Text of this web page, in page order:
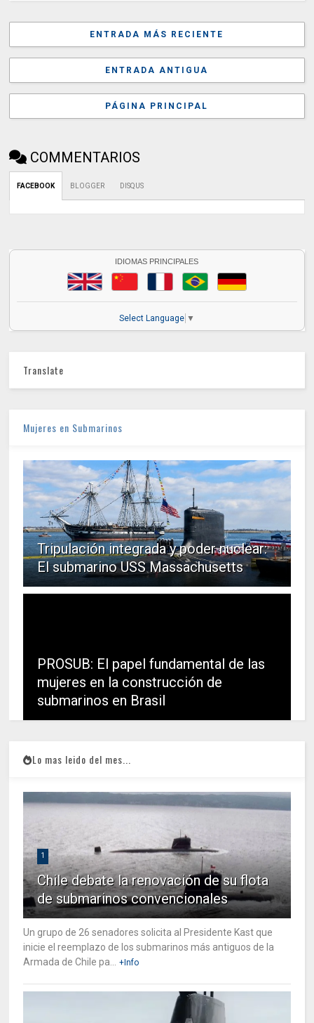
ENTRADA MÁS RECIENTE
ENTRADA ANTIGUA
PÁGINA PRINCIPAL
COMMENTARIOS
FACEBOOK BLOGGER DISQUS
IDIOMAS PRINCIPALES
Select Language ▼
Translate
Mujeres en Submarinos
Tripulación integrada y poder nuclear:
El submarino USS Massachusetts
PROSUB: El papel fundamental de las
mujeres en la construcción de
submarinos en Brasil
Lo mas leido del mes...
1
Chile debate la renovación de su flota
de submarinos convencionales
Un grupo de 26 senadores solicita al Presidente Kast que
inicie el reemplazo de los submarinos más antiguos de la
Armada de Chile pa...
+Info